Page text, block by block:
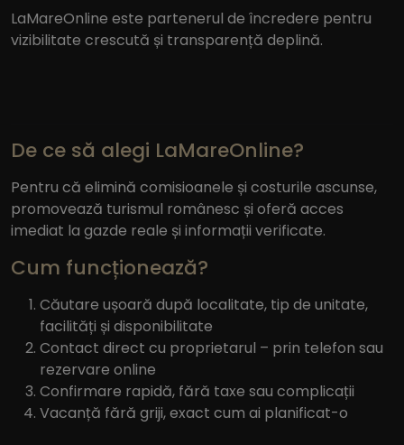
LaMareOnline este partenerul de încredere pentru
vizibilitate crescută și transparență deplină.
De ce să alegi LaMareOnline?
Pentru că elimină comisioanele și costurile ascunse,
promovează turismul românesc și oferă acces
imediat la gazde reale și informații verificate.
Cum funcționează?
Căutare ușoară după localitate, tip de unitate,
facilități și disponibilitate
Contact direct cu proprietarul – prin telefon sau
rezervare online
Confirmare rapidă, fără taxe sau complicații
Vacanță fără griji, exact cum ai planificat-o